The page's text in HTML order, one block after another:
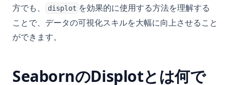
方でも、
displot を効果的に使用する方法を理解する
ことで、データの可視化スキルを大幅に向上させること
ができます。
SeabornのDisplotとは何で